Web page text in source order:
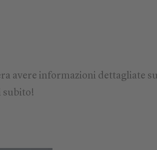
avere informazioni dettagliate
subito!